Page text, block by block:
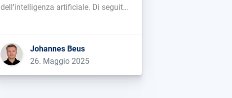
dell’intelligenza artificiale. Di seguito
Johannes Beus
26. Maggio 2025